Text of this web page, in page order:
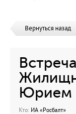
Вернуться назад
Юрием
Кто: ИА «Росбалт»